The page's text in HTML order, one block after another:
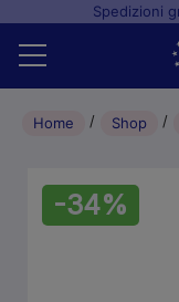
Spedizioni
Home
Studio odontoiatrico
Home Shop
-34%